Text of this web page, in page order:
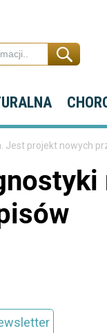
Jest projekt nowych